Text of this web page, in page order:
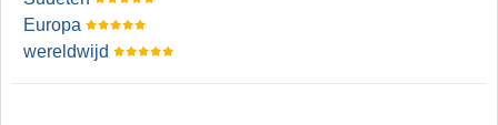
Europa
wereldwijd